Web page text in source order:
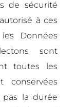
de sécurité
à ces
Données
sont
toutes les
pas la durée